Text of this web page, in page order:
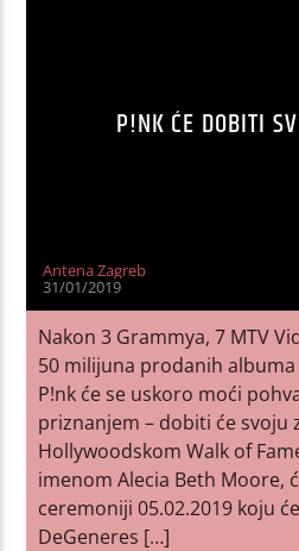
P!NK ĆE DOBITI
Antena Zagreb
31/01/2019
Nakon 3 Grammya, 7 MTV
50 milijuna prodanih
P!nk će se uskoro moći
priznanjem – dobiti će svoju
Hollywoodskom Walk of
imenom Alecia Beth Moore,
ceremoniji 05.02.2019 koju
DeGeneres […]